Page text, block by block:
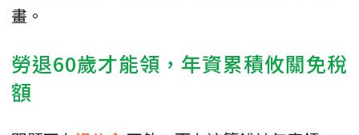
畫。
勞退60歲才能領，年資累積攸關免稅
額